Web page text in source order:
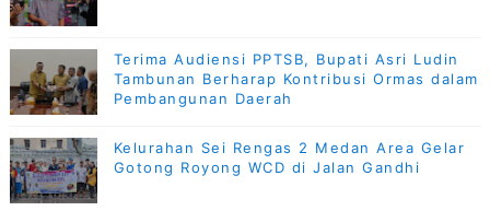
Terima Audiensi PPTSB, Bupati Asri Ludin
Tambunan Berharap Kontribusi Ormas dalam
Pembangunan Daerah
Kelurahan Sei Rengas 2 Medan Area Gelar
Gotong Royong WCD di Jalan Gandhi